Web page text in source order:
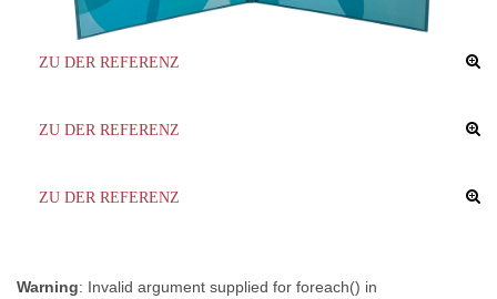
ZU DER REFERENZ
ZU DER REFERENZ
ZU DER REFERENZ
Warning: Invalid argument supplied for foreach() in